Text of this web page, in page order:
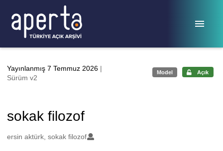
Yayınlanmış 7 Temmuz 2026 |
Sürüm v2
Model Açık
sokak filozof
Oluşturanlar
ersin aktürk, sokak filozof